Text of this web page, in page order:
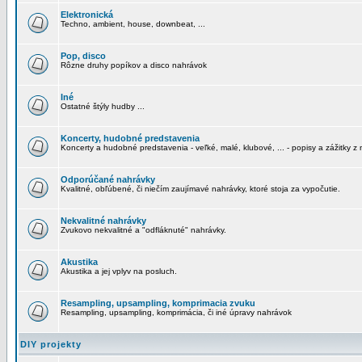
Elektronická
Techno, ambient, house, downbeat, ...
Pop, disco
Rôzne druhy popíkov a disco nahrávok
Iné
Ostatné štýly hudby ...
Koncerty, hudobné predstavenia
Koncerty a hudobné predstavenia - veľké, malé, klubové, ... - popisy a zážitky z
Odporúčané nahrávky
Kvalitné, obľúbené, či niečím zaujímavé nahrávky, ktoré stoja za vypočutie.
Nekvalitné nahrávky
Zvukovo nekvalitné a "odfláknuté" nahrávky.
Akustika
Akustika a jej vplyv na posluch.
Resampling, upsampling, komprimacia zvuku
Resampling, upsampling, komprimácia, či iné úpravy nahrávok
DIY projekty